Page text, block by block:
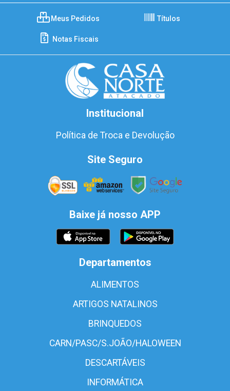
Meus Pedidos Títulos
Notas Fiscais
Institucional
Política de Troca e Devolução
Site Seguro
Baixe já nosso APP
Departamentos
ALIMENTOS
ARTIGOS NATALINOS
BRINQUEDOS
CARN/PASC/S.JOÃO/HALOWEEN
DESCARTÁVEIS
INFORMÁTICA